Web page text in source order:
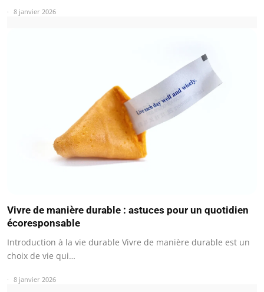
8 janvier 2026
Vivre de manière durable : astuces pour un quotidien
écoresponsable
Introduction à la vie durable Vivre de manière durable est un
choix de vie qui…
8 janvier 2026